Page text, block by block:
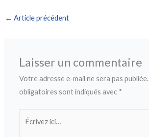
← Article précédent
Laisser un commentaire
Votre adresse e-mail ne sera pas publiée.
obligatoires sont indiqués avec *